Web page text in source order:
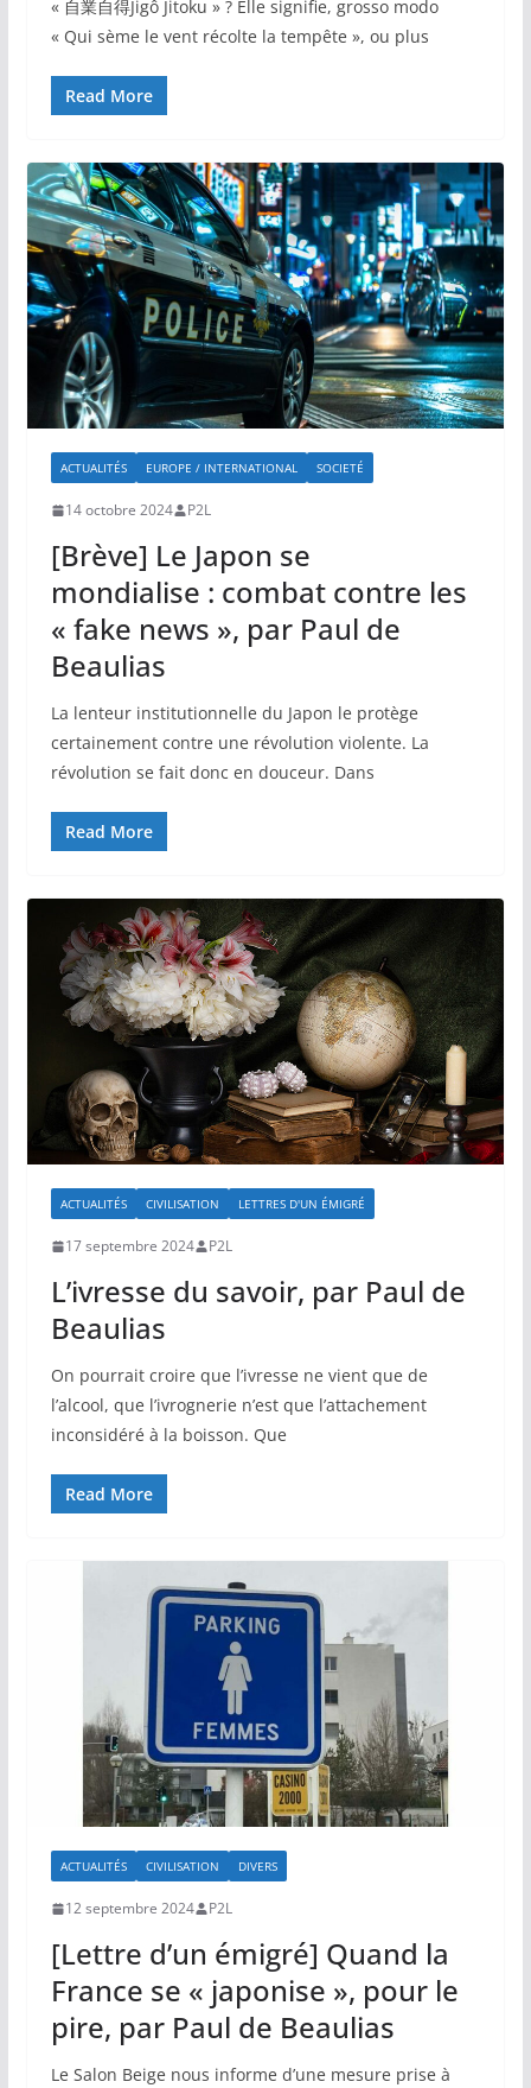
« 自業自得Jigô Jitoku » ? Elle signifie, grosso modo
« Qui sème le vent récolte la tempête », ou plus
Read More
ACTUALITÉS EUROPE / INTERNATIONAL SOCIETÉ
14 octobre 2024 P2L
[Brève] Le Japon se
mondialise : combat contre les
« fake news », par Paul de
Beaulias
La lenteur institutionnelle du Japon le protège
certainement contre une révolution violente. La
révolution se fait donc en douceur. Dans
Read More
ACTUALITÉS CIVILISATION LETTRES D'UN ÉMIGRÉ
17 septembre 2024 P2L
L’ivresse du savoir, par Paul de
Beaulias
On pourrait croire que l’ivresse ne vient que de
l’alcool, que l’ivrognerie n’est que l’attachement
inconsidéré à la boisson. Que
Read More
ACTUALITÉS CIVILISATION DIVERS
12 septembre 2024 P2L
[Lettre d’un émigré] Quand la
France se « japonise », pour le
pire, par Paul de Beaulias
Le Salon Beige nous informe d’une mesure prise à